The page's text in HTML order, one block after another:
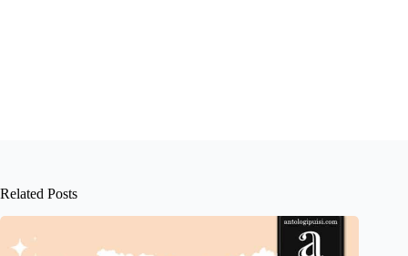
Related Posts